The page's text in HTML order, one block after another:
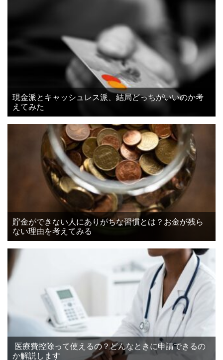
現金派とキャッシュレス派、結局どっちがいいのか考
えてみた
貯金ができない人にありがちな習慣とは？お金が残ら
ない理由を考えてみる
医療費控除って使えるの？どんなときに申請できるの
か解説します